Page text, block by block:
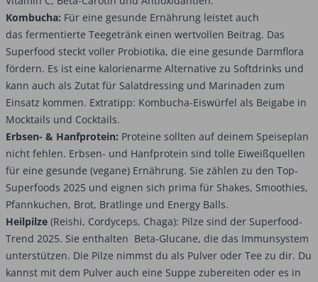
Kombucha: Für eine gesunde Ernährung leistet auch
das fermentierte Teegetränk einen wertvollen Beitrag. Das
Superfood steckt voller Probiotika, die eine gesunde Darmflora
fördern. Es ist eine kalorienarme Alternative zu Softdrinks und
kann auch als Zutat für Salatdressing und Marinaden zum
Einsatz kommen. Extratipp: Kombucha-Eiswürfel als Beigabe in
Mocktails und Cocktails.
Erbsen- & Hanfprotein: Proteine sollten auf deinem Speiseplan
nicht fehlen. Erbsen- und Hanfprotein sind tolle Eiweißquellen
für eine gesunde (vegane) Ernährung. Sie zählen zu den Top-
Superfoods 2025 und eignen sich prima für Shakes, Smoothies,
Pfannkuchen, Brot, Bratlinge und Energy Balls.
Heilpilze (Reishi, Cordyceps, Chaga): Pilze sind der Superfood-
Trend 2025. Sie enthalten Beta-Glucane, die das Immunsystem
unterstützen. Die Pilze nimmst du als Pulver oder Tee zu dir. Du
kannst mit dem Pulver auch eine Suppe zubereiten oder es in